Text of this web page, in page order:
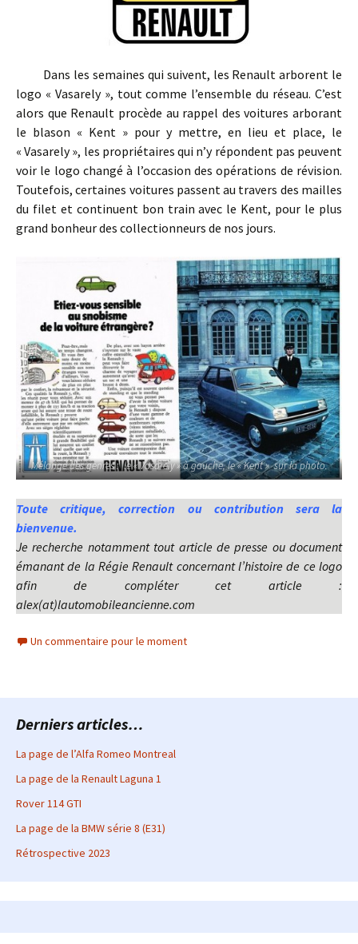
Dans les semaines qui suivent, les Renault arborent le
logo « Vasarely », tout comme l’ensemble du réseau. C’est
alors que Renault procède au rappel des voitures arborant
le blason « Kent » pour y mettre, en lieu et place, le
« Vasarely », les propriétaires qui n’y répondent pas peuvent
voir le logo changé à l’occasion des opérations de révision.
Toutefois, certaines voitures passent au travers des mailles
du filet et continuent bon train avec le Kent, pour le plus
grand bonheur des collectionneurs de nos jours.
Mélange des genres : le « Vasarely » à gauche, le « Kent » sur la photo.
Toute critique, correction ou contribution sera la
bienvenue.
Je recherche notamment tout article de presse ou document
émanant de la Régie Renault concernant l’histoire de ce logo
afin de compléter cet article :
alex(at)lautomobileancienne.com
Un commentaire pour le moment
Derniers articles…
La page de l’Alfa Romeo Montreal
La page de la Renault Laguna 1
Rover 114 GTI
La page de la BMW série 8 (E31)
Rétrospective 2023